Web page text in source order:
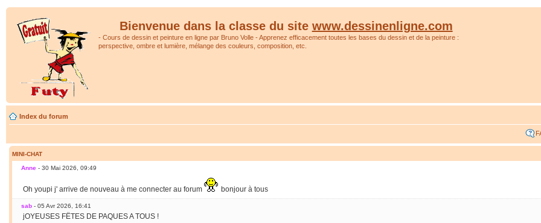
Bienvenue dans la classe du site www.dessinenligne.com
- Cours de dessin et peinture en ligne par Bruno Volle - Apprenez efficacement toutes les bases du dessin et de la peinture :
perspective, ombre et lumière, mélange des couleurs, composition, etc.
Index du forum
MINI-CHAT
Anne - 30 Mai 2026, 09:49
Oh youpi j' arrive de nouveau à me connecter au forum bonjour à tous
sab - 05 Avr 2026, 16:41
jOYEUSES FËTES DE PAQUES A TOUS !